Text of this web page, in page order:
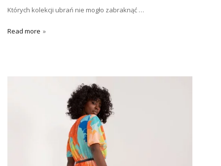
Których kolekcji ubrań nie mogło zabraknąć …
Read more